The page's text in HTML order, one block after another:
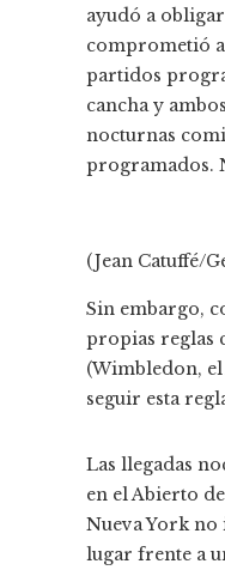
ayudó a
comprometió
partidos
cancha y
nocturnas
programados.
(Jean Catuffé/
Sin embargo,
propias reglas
(Wimbledon,
seguir esta
Las llegadas
en el Abierto
Nueva York no
lugar frente a